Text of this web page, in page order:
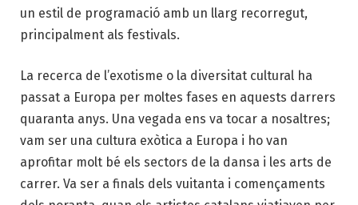
un estil de programació amb un llarg recorregut,
principalment als festivals.
La recerca de l’exotisme o la diversitat cultural ha
passat a Europa per moltes fases en aquests darrers
quaranta anys. Una vegada ens va tocar a nosaltres;
vam ser una cultura exòtica a Europa i ho van
aprofitar molt bé els sectors de la dansa i les arts de
carrer. Va ser a finals dels vuitanta i començaments